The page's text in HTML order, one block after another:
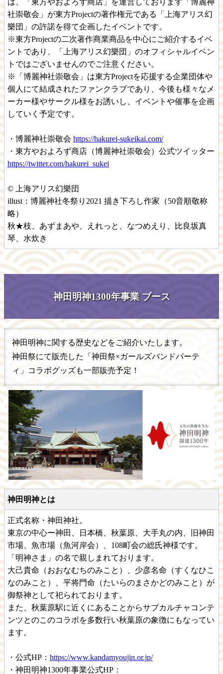
社崇敬会」が東方Projectの著作権元である「上海アリス幻
樂団」の許諾を得て企画したイベントです。
※東方Projectの二次著作商業商品を中心にご紹介するイベ
ントであり、「上海アリス幻樂団」のオフィシャルイベン
トではございませんのでご注意ください。
※「博麗神社崇敬会」は東方Projectを応援する企業団体や
個人にて結成されたファンクラブであり、今後も様々なメ
ーカー様やサークル様をお誘いし、イベントや催事を企画
していく予定です。
・博麗神社崇敬会 https://hakurei-sukeikai.com/
・東方やおよろず商店（博麗神社崇敬会）公式ツイッター
https://twitter.com/hakurei_sukei
© 上海アリス幻樂団
illust：博麗神社冬祭り2021 描き下ろし作家（50音順敬称
略）
秋★枝、あずまあや、えれっと、なつめえり、比良坂真
琴、水炊き
神田明神1300年事業 ブース
神田明神に関する歴史などをご紹介いたします。
神田祭にて販売した「神田祭×ガールズバンドパーテ
ィ」コラボグッズも一部販売予定！
神田明神とは
正式名称・神田神社。
東京の中心ー神田、日本橋、秋葉原、大手丸の内、旧神田
市場、魚市場（魚河岸会）、108町会の総氏神様です。
「明神さま」の名で親しまれております。
大己貴命（おおなむちのみこと）、少彦名命（すくなひこ
なのみこと）、平将門命（たいらのまさかどのみこと）が
御祭神として祀られております。
また、秋葉原駅に近くにあることからサブカルチャコンテ
ンツとのこのコラボを多数行い秋葉原の象徴にもなってい
ます。
・公式HP： https://www.kandamyoujin.or.jp/
・神田明神1300年事業公式HP：